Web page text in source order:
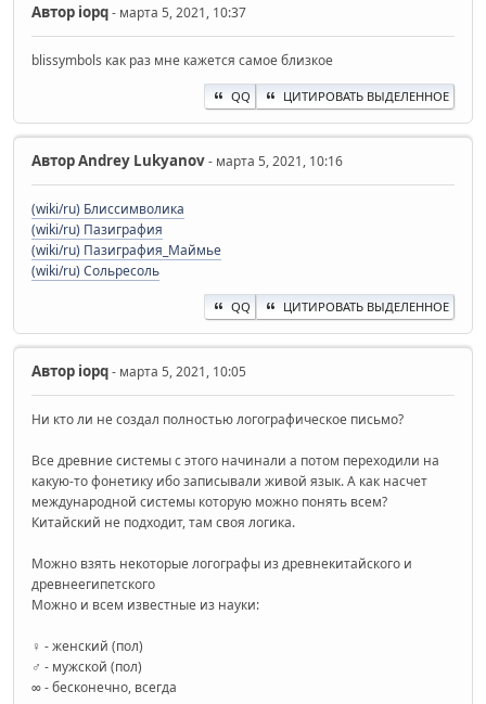
Автор iopq- марта 5, 2021, 10:37
blissymbols как раз мне кажется самое близкое
QQ ЦИТИРОВАТЬ ВЫДЕЛЕННОЕ
АвторAndrey Lukyanov- марта 5, 2021, 10:16
(wiki/ru) Блиссимволика
(wiki/ru) Пазиграфия
(wiki/ru) Пазиграфия_Маймье
(wiki/ru) Сольресоль
QQ ЦИТИРОВАТЬ ВЫДЕЛЕННОЕ
Автор iopq- марта 5, 2021, 10:05
Ни кто ли не создал полностью логографическое письмо?
Все древние системы с этого начинали а потом переходили на
какую-то фонетику ибо записывали живой язык. А как насчет
международной системы которую можно понять всем?
Китайский не подходит, там своя логика.
Можно взять некоторые логографы из древнекитайского и
древнеегипетского
Можно и всем известные из науки:
♀ - женский (пол)
♂ - мужской (пол)
∞ - бесконечно, всегда